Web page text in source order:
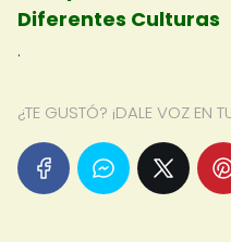
Diferentes Culturas
.
¿TE GUSTÓ? ¡DALE VOZ EN